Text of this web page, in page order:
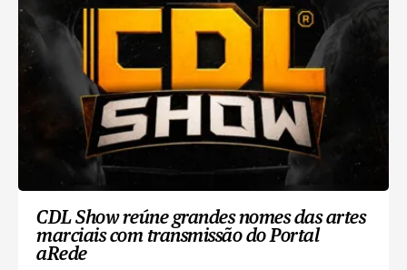
CDL Show reúne grandes nomes das artes
marciais com transmissão do Portal
aRede